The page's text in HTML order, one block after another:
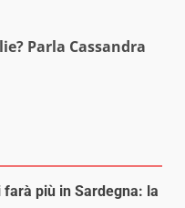
Parla Cassandra
più in Sardegna: la